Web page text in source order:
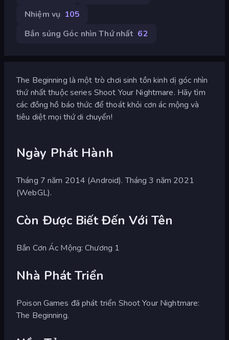
Nhiệm vụ 105
Bắn súng Góc nhìn Thứ nhất 62
The Beginning là một trò chơi sinh tồn kinh dị góc nhìn
thứ nhất thuộc series Shoot Your Nightmare. Hãy tìm
các đồng hồ báo thức để thoát khỏi cơn ác mộng và
tiêu diệt mọi thứ di chuyển!
Ngày Phát Hành
Tháng 7 năm 2014 (Android). Tháng 3 năm 2021
(WebGL).
Còn Được Biết Đến Với Tên
Bắn Cơn Ác Mộng: Chương 1
Nhà Phát Triển
Poison Games đã phát triển Shoot Your Nightmare:
The Beginning.